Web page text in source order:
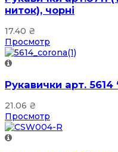
ниток), чорні
17.40 ₴
Просмотр
Рукавички арт. 5614
21.06 ₴
Просмотр